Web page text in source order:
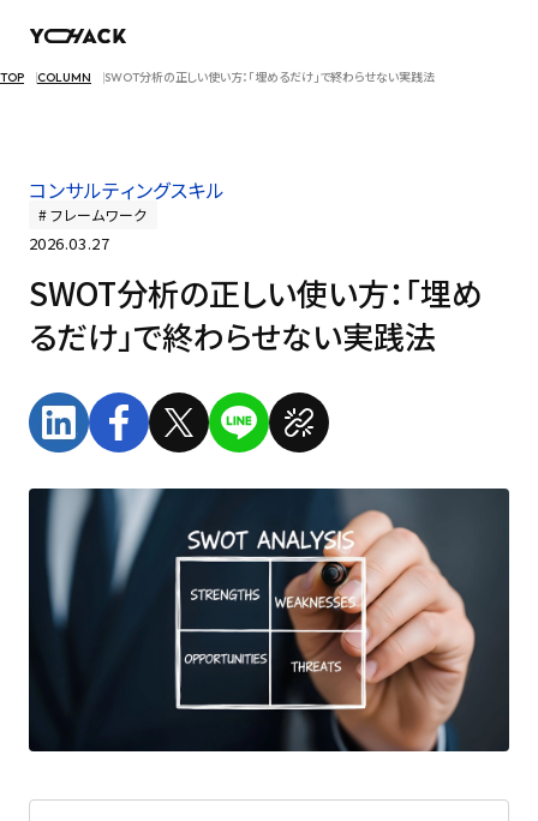
TOP COLUMN SWOT分析の正しい使い方：「埋めるだけ」で終わらせない実践法
コンサルティングスキル
フレームワーク
2026.03.27
SWOT分析の正しい使い方：「埋め
るだけ」で終わらせない実践法